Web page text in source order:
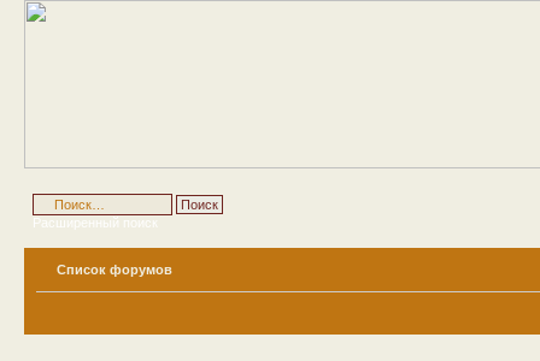
Расширенный поиск
Список форумов